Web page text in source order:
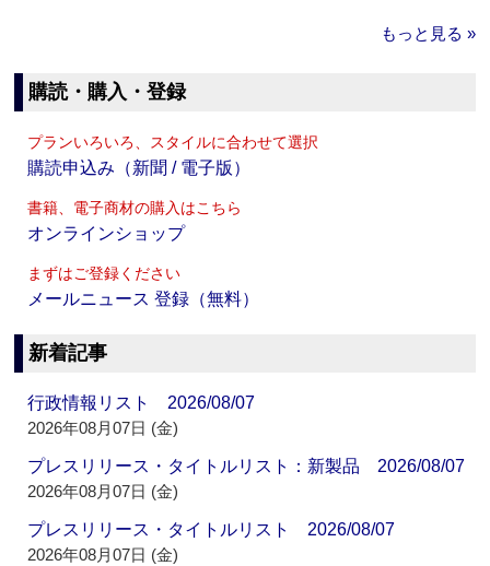
もっと見る »
購読・購入・登録
プランいろいろ、スタイルに合わせて選択
購読申込み（新聞 / 電子版）
書籍、電子商材の購入はこちら
オンラインショップ
まずはご登録ください
メールニュース 登録（無料）
新着記事
行政情報リスト 2026/08/07
2026年08月07日 (金)
プレスリリース・タイトルリスト：新製品 2026/08/07
2026年08月07日 (金)
プレスリリース・タイトルリスト 2026/08/07
2026年08月07日 (金)